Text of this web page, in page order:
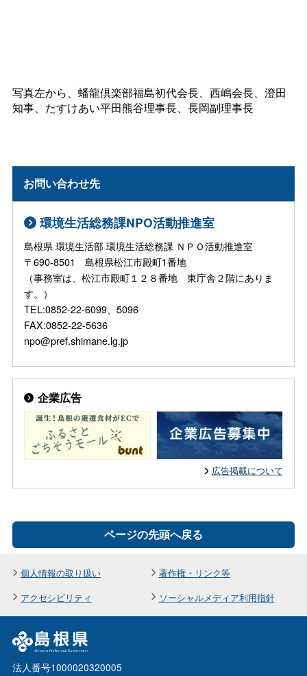
写真左から、蟠龍倶楽部福島初代会長、西嶋会長、澄田
知事、たすけあい平田熊谷理事長、長岡副理事長
お問い合わせ先
環境生活総務課NPO活動推進室
島根県 環境生活部 環境生活総務課 ＮＰＯ活動推進室
〒690-8501 島根県松江市殿町1番地
（事務室は、松江市殿町１２８番地 東庁舎２階にありま
す。）
TEL:0852-22-6099、5096
FAX:0852-22-5636
npo@pref.shimane.lg.jp
企業広告
広告掲載について
ページの先頭へ戻る
個人情報の取り扱い
著作権・リンク等
アクセシビリティ
ソーシャルメディア利用指針
法人番号1000020320005